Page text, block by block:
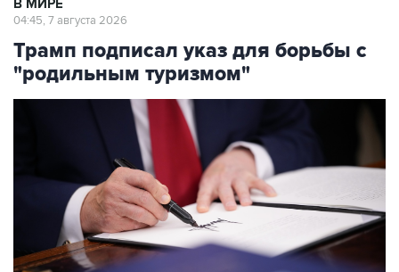
Трамп подписал указ для борьбы с
"родильным туризмом"